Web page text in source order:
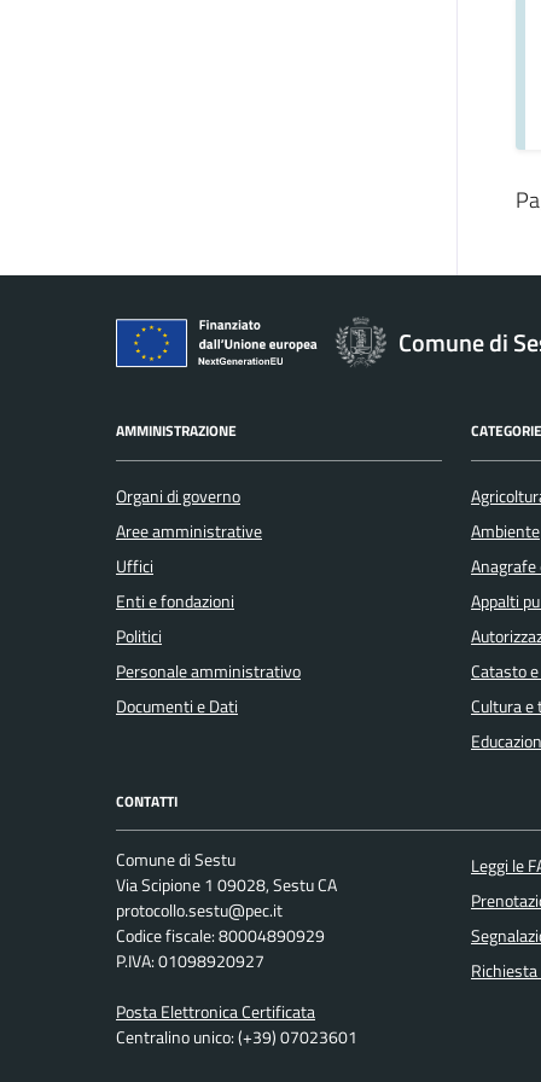
Comune di
AMMINISTRAZIONE
Organi di governo
Aree amministrative
Uffici
Enti e fondazioni
Politici
Personale amministrativo
Documenti e Dati
Ambiente
Appalti
Catasto
Cultura e
CONTATTI
Comune di Sestu
Via Scipione 1 09028, Sestu CA
protocollo.sestu@pec.it
Codice fiscale: 80004890929
P.IVA: 01098920927
Posta Elettronica Certificata
Centralino unico: (+39) 07023601
Leggi le